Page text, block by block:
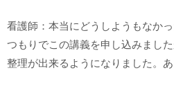
看護師：本当にどうしようもなか
つもりでこの講義を申し込みまし
整理が出来るようになりました。